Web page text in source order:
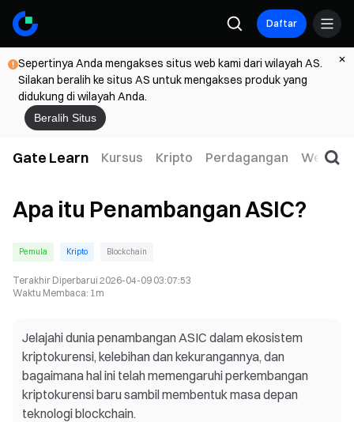
Daftar
Sepertinya Anda mengakses situs web kami dari wilayah AS.
Silakan beralih ke situs AS untuk mengakses produk yang
didukung di wilayah Anda.
Beralih Situs
Gate Learn Kursus Kripto Perdagangan Web3
Apa itu Penambangan ASIC?
Pemula Kripto Blockchain
Terakhir Diperbarui 2026-04-09 03:07:53
Waktu Membaca: 1m
Jelajahi dunia penambangan ASIC dalam ekosistem
kriptokurensi, kelebihan dan kekurangannya, dan
bagaimana hal ini telah memengaruhi perkembangan
kriptokurensi baru sambil membentuk masa depan
teknologi blockchain.